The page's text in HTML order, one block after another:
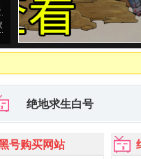
绝地求生白号
号购买网站